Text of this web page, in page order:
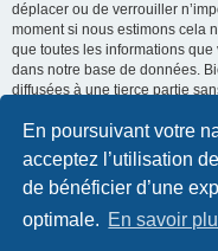
En poursuivant votre
acceptez l’utilisation
de bénéficier d’une
optimale. En savoir
déplacer ou de verrouiller
moment si nous estimons cela
que toutes les informations
dans notre base de données.
diffusées à une tierce partie
Cour », ni phpBB, ne pourront
tentative de piratage